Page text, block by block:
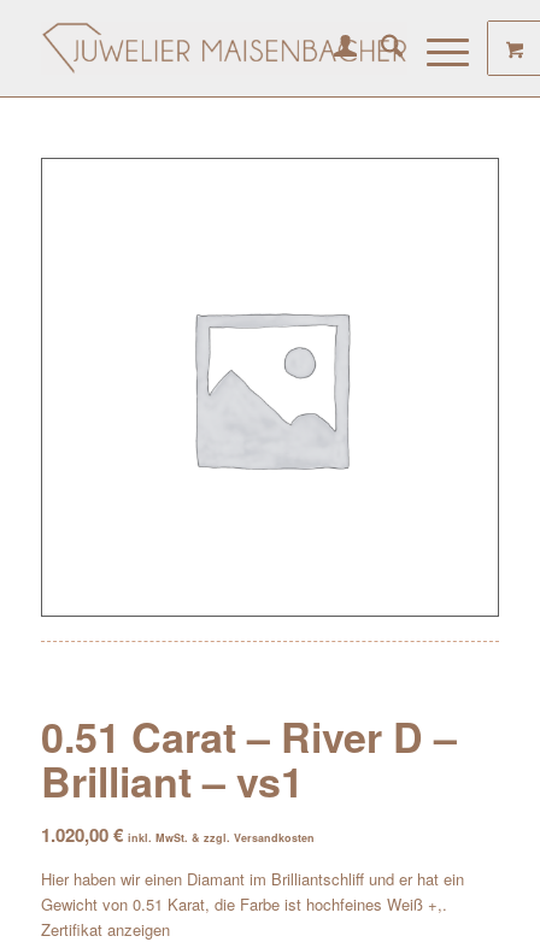
0.51 Carat – River D –
Brilliant – vs1
1.020,00€ inkl. MwSt. & zzgl. Versandkosten
Hier haben wir einen Diamant im Brilliantschliff und er hat ein
Gewicht von 0.51 Karat, die Farbe ist hochfeines Weiß +,.
Zertifikat anzeigen